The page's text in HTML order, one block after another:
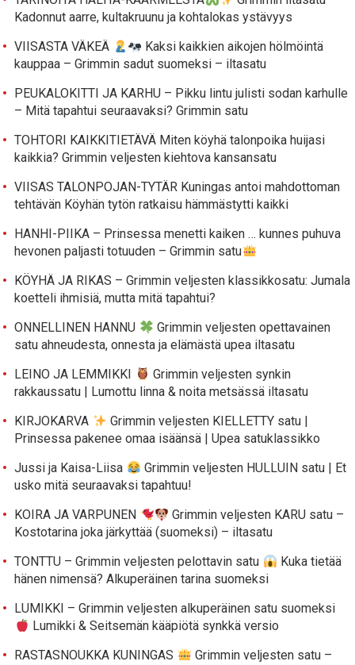
Kadonnut aarre, kultakruunu ja kohtalokas ystävyys
VIISASTA VÄKEÄ
Kaksi kaikkien aikojen hölmöintä
kauppaa – Grimmin sadut suomeksi – iltasatu
PEUKALOKITTI JA KARHU – Pikku lintu julisti sodan karhulle
– Mitä tapahtui seuraavaksi? Grimmin satu
TOHTORI KAIKKITIETÄVÄ Miten köyhä talonpoika huijasi
kaikkia? Grimmin veljesten kiehtova kansansatu
VIISAS TALONPOJAN-TYTÄR Kuningas antoi mahdottoman
tehtävän Köyhän tytön ratkaisu hämmästytti kaikki
HANHI-PIIKA – Prinsessa menetti kaiken … kunnes puhuva
hevonen paljasti totuuden – Grimmin satu
KÖYHÄ JA RIKAS – Grimmin veljesten klassikkosatu: Jumala
koetteli ihmisiä, mutta mitä tapahtui?
ONNELLINEN HANNU
Grimmin veljesten opettavainen
satu ahneudesta, onnesta ja elämästä upea iltasatu
LEINO JA LEMMIKKI
Grimmin veljesten synkin
rakkaussatu | Lumottu linna & noita metsässä iltasatu
KIRJOKARVA
Grimmin veljesten KIELLETTY satu |
Prinsessa pakenee omaa isäänsä | Upea satuklassikko
Jussi ja Kaisa-Liisa
Grimmin veljesten HULLUIN satu | Et
usko mitä seuraavaksi tapahtuu!
KOIRA JA VARPUNEN
Grimmin veljesten KARU satu –
Kostotarina joka järkyttää (suomeksi) – iltasatu
TONTTU – Grimmin veljesten pelottavin satu
Kuka tietää
hänen nimensä? Alkuperäinen tarina suomeksi
LUMIKKI – Grimmin veljesten alkuperäinen satu suomeksi
Lumikki & Seitsemän kääpiötä synkkä versio
RASTASNOUKKA KUNINGAS
Grimmin veljesten satu –